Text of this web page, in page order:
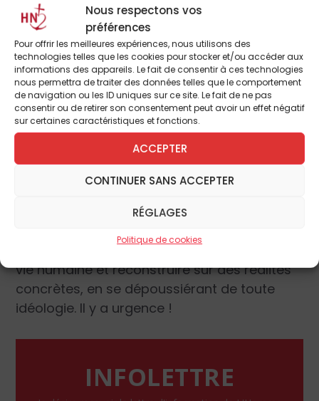
Nous respectons vos
préférences
Pour offrir les meilleures expériences, nous utilisons des
technologies telles que les cookies pour stocker et/ou accéder aux
informations des appareils. Le fait de consentir à ces technologies
nous permettra de traiter des données telles que le comportement
de navigation ou les ID uniques sur ce site. Le fait de ne pas
consentir ou de retirer son consentement peut avoir un effet négatif
sur certaines caractéristiques et fonctions.
ACCEPTER
CONTINUER SANS ACCEPTER
RÉGLAGES
Politique de cookies
seulement économique. Au-delà, elle
dénonce un mal-être qui s’incarne dans un
mal-vivre.
Tourner le dos aux idéologies
Dans un monde mondialisé, en proie à une
crise de repères, l’attachement au pays est
plus que jamais une nécessité. Simone Weil
l’avait également bien vu. Le questionnement
massive le démontrent amplement. Alors
ces politiques de déracinement des lieux de
vie humaine et reconstruire sur des réalités
concrètes, en se dépoussiérant de toute
idéologie. Il y a urgence !
INFOLETTRE